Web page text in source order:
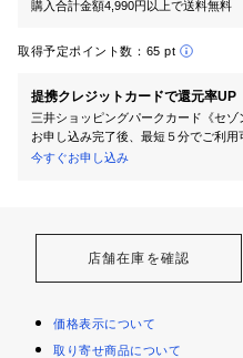
購入合計金額4,990円以上で送料無料
取得予定ポイント数： 65 pt
提携クレジットカードで還元率UP
三井ショッピングパークカード《セゾ
お申し込み完了後、最短５分でご利用
今すぐお申し込み
店舗在庫を確認
価格表示について
取り寄せ商品について